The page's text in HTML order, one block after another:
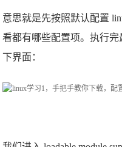
意思就是先按照默认配置
看都有哪些配置项。执行
下界面：